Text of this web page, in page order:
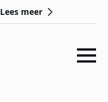
Lees meer